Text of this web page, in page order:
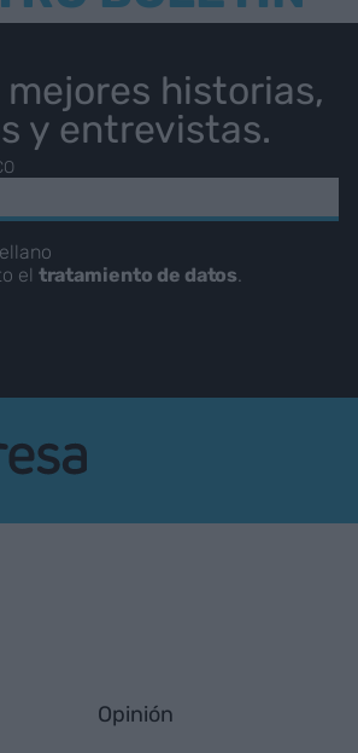
historias,
y entrevistas.
el tratamiento de datos.
Opinión